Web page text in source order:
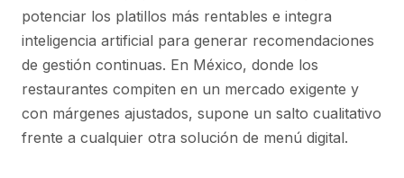
potenciar los platillos más rentables e integra
inteligencia artificial para generar recomendaciones
de gestión continuas. En México, donde los
restaurantes compiten en un mercado exigente y
con márgenes ajustados, supone un salto cualitativo
frente a cualquier otra solución de menú digital.